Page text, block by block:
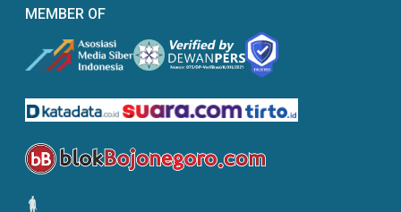
MEMBER OF